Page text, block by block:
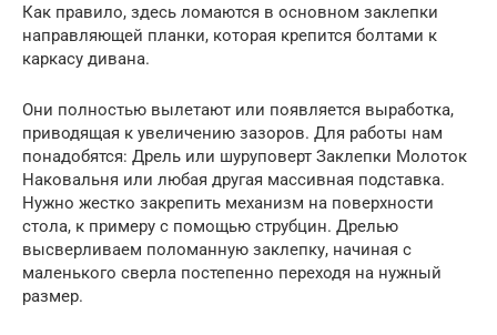
Как правило, здесь ломаются в основном заклепки
направляющей планки, которая крепится болтами к
каркасу дивана.
Они полностью вылетают или появляется выработка,
приводящая к увеличению зазоров. Для работы нам
понадобятся: Дрель или шуруповерт Заклепки Молоток
Наковальня или любая другая массивная подставка.
Нужно жестко закрепить механизм на поверхности
стола, к примеру с помощью струбцин. Дрелью
высверливаем поломанную заклепку, начиная с
маленького сверла постепенно переходя на нужный
размер.